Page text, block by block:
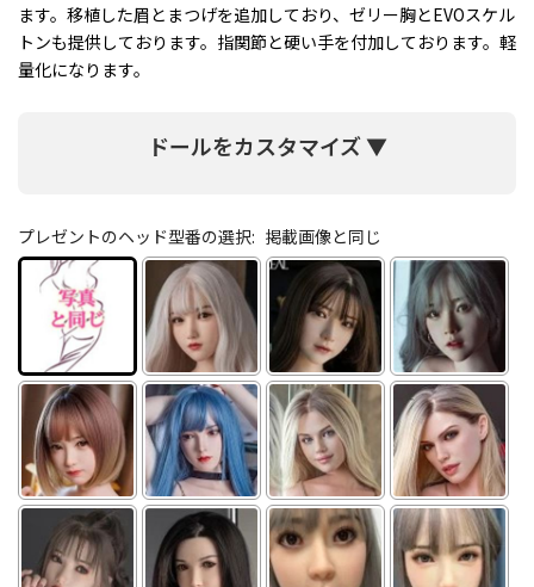
ます。移植した眉とまつげを追加しており、ゼリー胸とEVOスケル
トンも提供しております。指関節と硬い手を付加しております。軽
量化になります。
ドールをカスタマイズ ▼
プレゼントのヘッド型番の選択: 掲載画像と同じ